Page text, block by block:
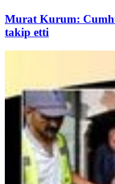
Murat Kurum:
takip etti